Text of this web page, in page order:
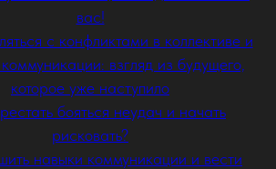
вас!
с конфликтами в коллективе и
взгляд из будущего,
которое уже наступило
бояться неудач и начать
рисковать?
навыки коммуникации и вести